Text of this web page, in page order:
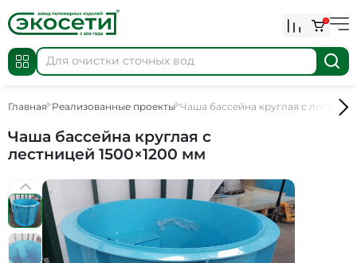
0
Главная Реализованные проекты Чаша бассейна круглая с
Чаша бассейна круглая с
лестницей 1500×1200 мм